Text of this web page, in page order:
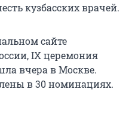
кузбасских врачей.
сайте
IX церемония
вчера в Москве.
в 30 номинациях.